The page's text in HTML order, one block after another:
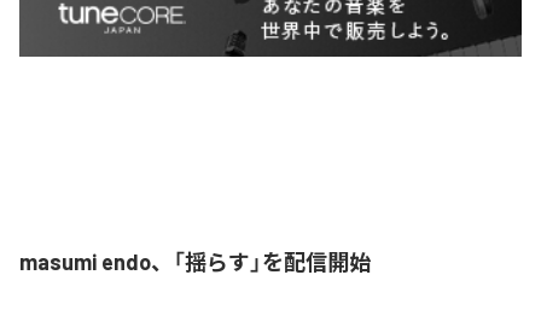
masumi endo、「揺らす」を配信開始